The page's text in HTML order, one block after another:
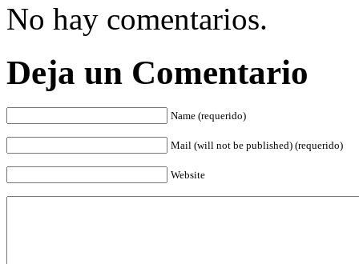
No hay comentarios.
Deja un Comentario
Name (requerido)
Mail (will not be published) (requerido)
Website